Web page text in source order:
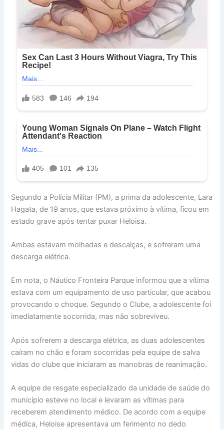
Segundo a Polícia Militar (PM), a prima da adolescente, Lara
Hagata, de 19 anos, que estava próximo à vítima, ficou em
estado grave após tentar puxar Heloisa.
Ambas estavam molhadas e descalças, e sofreram uma
descarga elétrica.
Em nota, o Náutico Fronteira Parque informou que a vítima
estava com um equipamento de uso particular, que acabou
provocando o choque. Segundo o Clube, a adolescente foi
imediatamente socorrida, mas não sobreviveu.
Após sofrerem a descarga elétrica, as duas adolescentes
caíram no chão e foram socorridas pela equipe de salva
vidas do clube que iniciaram as manobras de reanimação.
A equipe de resgate especializado da unidade de saúde do
município esteve no local e levaram as vítimas para
receberem atendimento médico. De acordo com a equipe
médica, Heloise apresentava um ferimento no dedo